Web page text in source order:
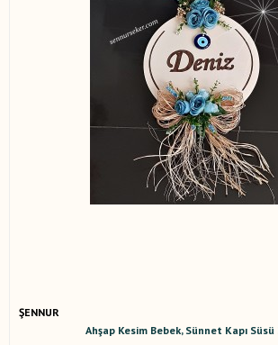
ŞENNUR
Ahşap Kesim Bebek, Sünnet Kapı Süsü